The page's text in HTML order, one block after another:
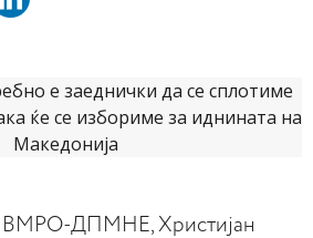
ВМРО-ДПМНЕ, Христијан